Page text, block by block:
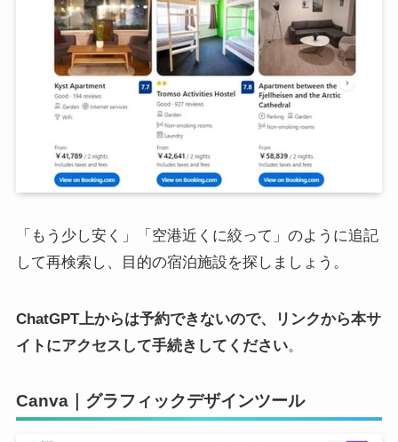
「もう少し安く」「空港近くに絞って」のように追記
して再検索し、目的の宿泊施設を探しましょう。
ChatGPT上からは予約できないので、リンクから本サ
イトにアクセスして手続きしてください。
Canva｜グラフィックデザインツール